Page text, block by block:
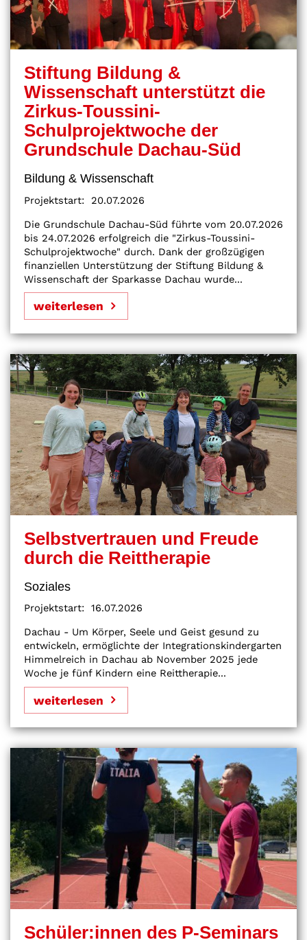
Stiftung Bildung &
Wissenschaft unterstützt die
Zirkus-Toussini-
Schulprojektwoche der
Grundschule Dachau-Süd
Bildung & Wissenschaft
Projektstart:
20.07.2026
Die Grundschule Dachau-Süd führte vom 20.07.2026
bis 24.07.2026 erfolgreich die "Zirkus-Toussini-
Schulprojektwoche" durch. Dank der großzügigen
finanziellen Unterstützung der Stiftung Bildung &
Wissenschaft der Sparkasse Dachau wurde...
weiterlesen
Selbstvertrauen und Freude
durch die Reittherapie
Soziales
Projektstart:
16.07.2026
Dachau - Um Körper, Seele und Geist gesund zu
entwickeln, ermöglichte der Integrationskindergarten
Himmelreich in Dachau ab November 2025 jede
Woche je fünf Kindern eine Reittherapie...
weiterlesen
Schüler:innen des P-Seminars